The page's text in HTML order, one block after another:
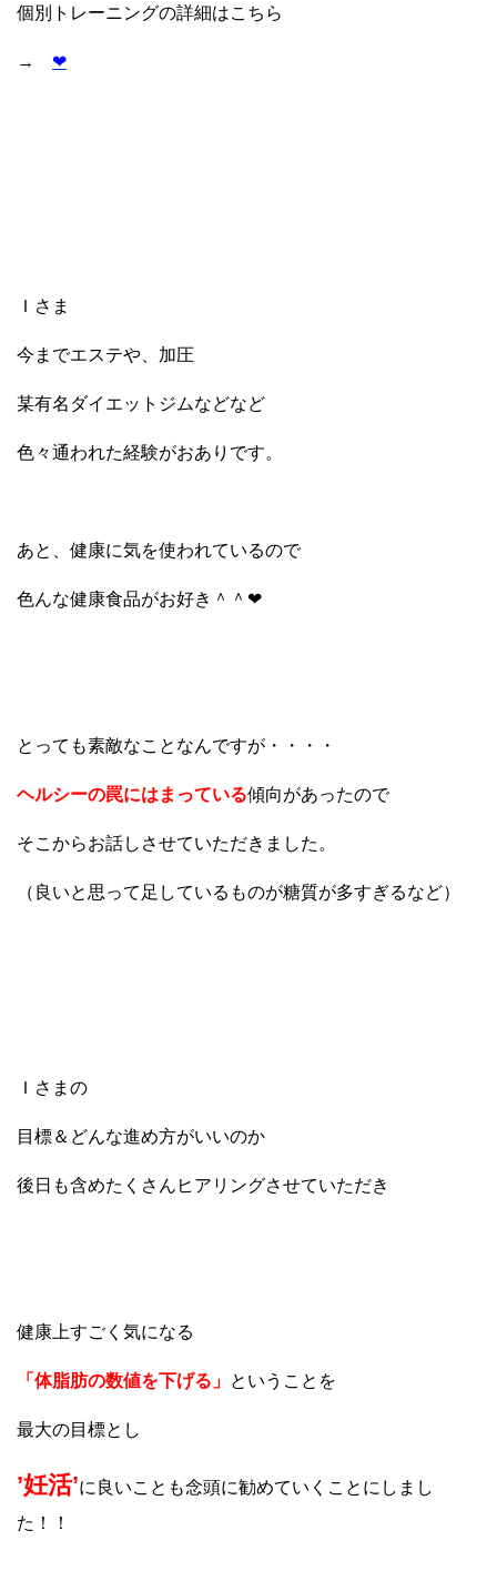
個別トレーニングの詳細はこちら
→ ❤
Ｉさま
今までエステや、加圧
某有名ダイエットジムなどなど
色々通われた経験がおありです。
あと、健康に気を使われているので
色んな健康食品がお好き＾＾❤
とっても素敵なことなんですが・・・・
ヘルシーの罠にはまっている傾向があったので
そこからお話しさせていただきました。
（良いと思って足しているものが糖質が多すぎるなど）
Ｉさまの
目標＆どんな進め方がいいのか
後日も含めたくさんヒアリングさせていただき
健康上すごく気になる
「体脂肪の数値を下げる」 ということを
最大の目標とし
’妊活’に良いことも念頭に勧めていくことにしまし
た！！